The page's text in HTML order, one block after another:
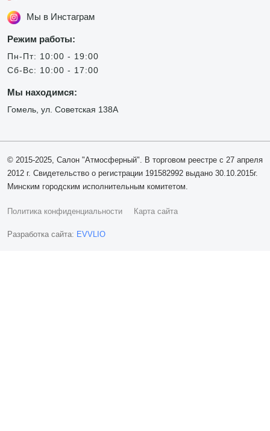
Мы в Инстаграм
Режим работы:
Пн-Пт: 10:00 - 19:00
Сб-Вс: 10:00 - 17:00
Мы находимся:
Гомель, ул. Советская 138А
© 2015-2025, Салон "Атмосферный". В торговом реестре с 27 апреля
2012 г. Свидетельство о регистрации 191582992 выдано 30.10.2015г.
Минским городским исполнительным комитетом.
Политика конфиденциальности Карта сайта
Разработка сайта: EVVLIO